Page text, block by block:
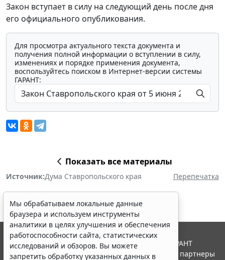
Закон вступает в силу на следующий день после дня
его официального опубликования.
Для просмотра актуального текста документа и
получения полной информации о вступлении в силу,
изменениях и порядке применения документа,
воспользуйтесь поиском в Интернет-версии системы
ГАРАНТ:
Показать все материалы
Источник:Дума Ставропольского края Перепечатка
Мы обрабатываем локальные данные
браузера и используем инструменты
аналитики в целях улучшения и обеспечения
работоспособности сайта, статистических
исследований и обзоров. Вы можете
запретить обработку указанных данных в
© ООО "НПП "ГАРАНТ-СЕРВИС", 2026. Система ГАРАНТ
выпускается с 1990 года. Компания "Гарант" и ее партнеры